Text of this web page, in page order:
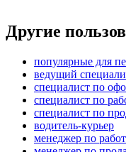
Другие
популярные для
ведущий
специалист по
специалист по
специалист по
водитель-курьер
менеджер по